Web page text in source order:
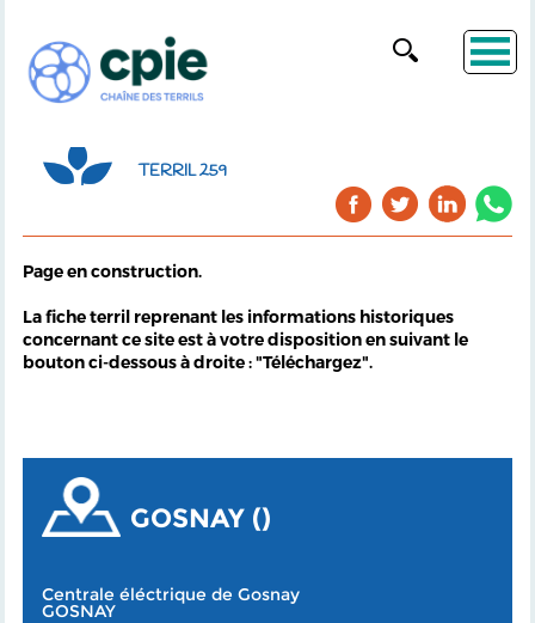
TERRIL 259
Page en construction.
La fiche terril reprenant les informations historiques
concernant ce site est à votre disposition en suivant le
bouton ci-dessous à droite : "Téléchargez".
GOSNAY ()
Centrale éléctrique de Gosnay
GOSNAY